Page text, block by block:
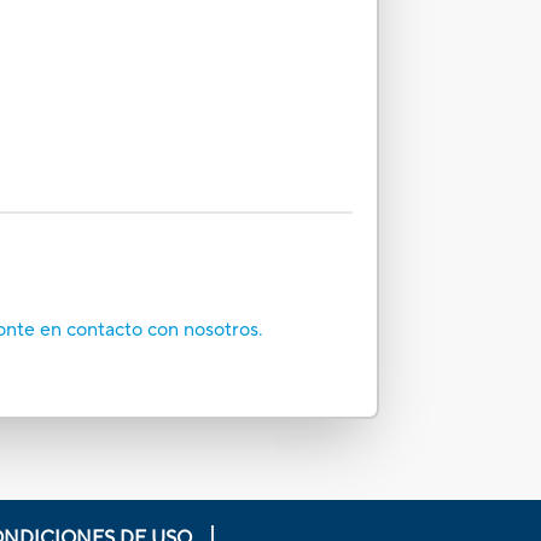
en contacto con nosotros.